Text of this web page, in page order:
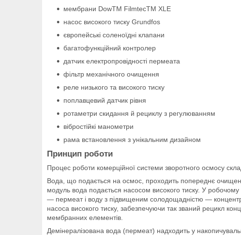
мембрани DowTM FilmtecTM XLE
насос високого тиску Grundfos
європейські соленоїдні клапани
багатофункційний контролер
датчик електропровідності пермеата
фільтр механічного очищення
реле низького та високого тиску
поплавцевий датчик рівня
ротаметри скидання й рециклу з регулюванням
вібростійкі манометри
рама встановлення з унікальним дизайном
Принцип роботи
Процес роботи комерційної системи зворотного осмосу
Вода, що подається на осмос, проходить попереднє
модуль вода подається насосом високого тиску. У
— пермеат і воду з підвищеним солодощадністю —
насоса високого тиску, забезпечуючи так званий рецикл
мембранних елементів.
Демінералізована вода (пермеат) надходить у